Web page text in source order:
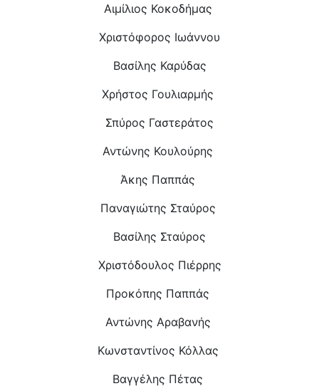
Αιμίλιος Κοκοδήμας
Χριστόφορος Ιωάννου
Βασίλης Καρύδας
Χρήστος Γουλιαρμής
Σπύρος Γαστεράτος
Αντώνης Κουλούρης
Άκης Παππάς
Παναγιώτης Σταύρος
Βασίλης Σταύρος
Χριστόδουλος Πιέρρης
Προκόπης Παππάς
Αντώνης Αραβανής
Κωνσταντίνος Κόλλας
Βαγγέλης Πέτας